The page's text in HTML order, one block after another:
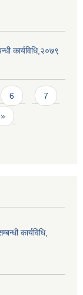
कार्यविधि,२०७९
6 7
कार्यविधि,